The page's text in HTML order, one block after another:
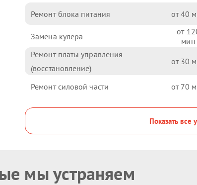
Ремонт блока питания 40
Замена кулера
Ремонт платы управления
(восстановление)
30
Ремонт силовой части 70
Показать все
мы устраняем